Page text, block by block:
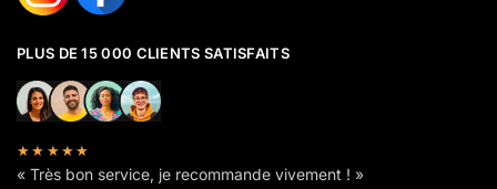
PLUS DE 15 000 CLIENTS SATISFAITS
★★★★★
« Très bon service, je recommande vivement ! »